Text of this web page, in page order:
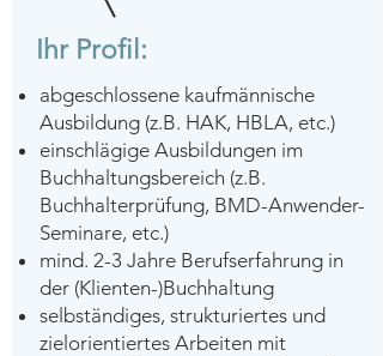
Ihr Profil:
abgeschlossene kaufmännische
Ausbildung (z.B. HAK, HBLA, etc.)
einschlägige Ausbildungen im
Buchhaltungsbereich (z.B.
Buchhalterprüfung, BMD-Anwender-
Seminare, etc.)
mind. 2-3 Jahre Berufserfahrung in
der (Klienten-)Buchhaltung
selbständiges, strukturiertes und
zielorientiertes Arbeiten mit